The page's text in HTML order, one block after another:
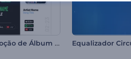
Promoção de Álbum Batidas Modernas